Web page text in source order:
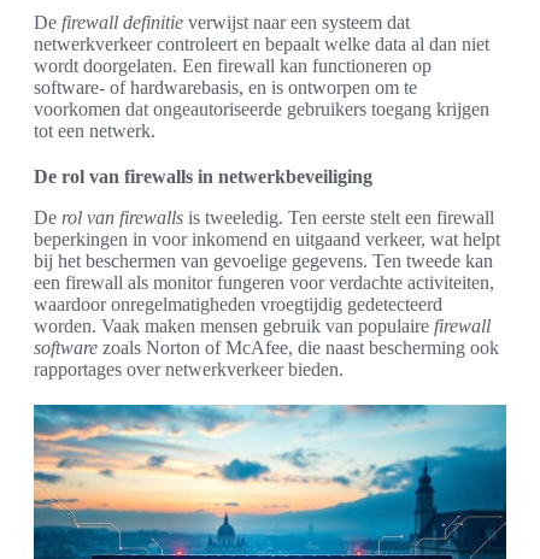
De firewall definitie verwijst naar een systeem dat
netwerkverkeer controleert en bepaalt welke data al dan niet
wordt doorgelaten. Een firewall kan functioneren op
software- of hardwarebasis, en is ontworpen om te
voorkomen dat ongeautoriseerde gebruikers toegang krijgen
tot een netwerk.
De rol van firewalls in netwerkbeveiliging
De rol van firewalls is tweeledig. Ten eerste stelt een firewall
beperkingen in voor inkomend en uitgaand verkeer, wat helpt
bij het beschermen van gevoelige gegevens. Ten tweede kan
een firewall als monitor fungeren voor verdachte activiteiten,
waardoor onregelmatigheden vroegtijdig gedetecteerd
worden. Vaak maken mensen gebruik van populaire firewall
software zoals Norton of McAfee, die naast bescherming ook
rapportages over netwerkverkeer bieden.